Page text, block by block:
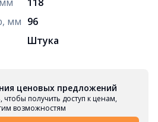
мм 96
Штука
ценовых предложений
чтобы получить доступ к ценам,
возможностям